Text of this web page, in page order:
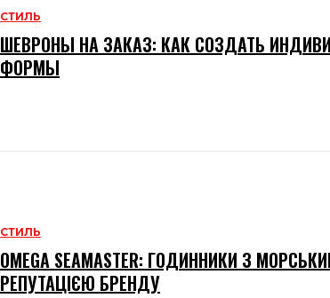
СТИЛЬ
ШЕВРОНЫ НА ЗАКАЗ: КАК СОЗДАТЬ
ФОРМЫ
СТИЛЬ
OMEGA SEAMASTER: ГОДИННИКИ З
РЕПУТАЦІЄЮ БРЕНДУ